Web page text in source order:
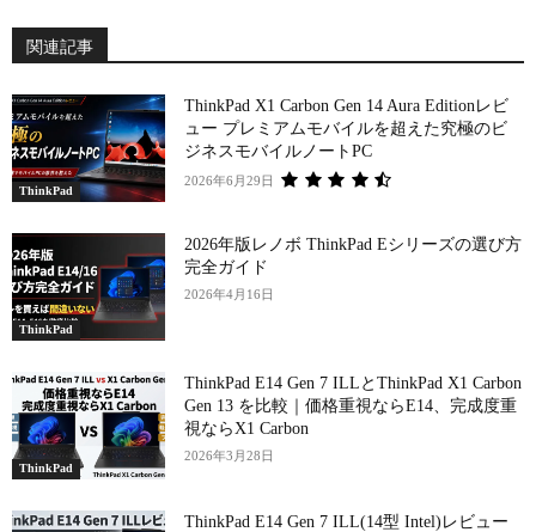
関連記事
ThinkPad
ThinkPad X1 Carbon Gen 14 ​Aura Editionレビ
ュー プレミアムモバイルを超えた究極のビ
ジネスモバイルノートPC
2026年6月29日
ThinkPad
2026年版レノボ ThinkPad Eシリーズの選び方
完全ガイド
2026年4月16日
ThinkPad
ThinkPad E14 Gen 7 ILLとThinkPad X1 Carbon
Gen 13 を比較｜価格重視ならE14、完成度重
視ならX1 Carbon
2026年3月28日
ThinkPad E14 Gen 7 ILL(14型 Intel)レビュー